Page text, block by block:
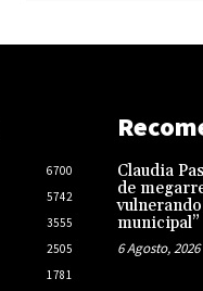
6700
5742
3555
2505
1781
Claudia
de
municipal”
6 Agosto, 2026